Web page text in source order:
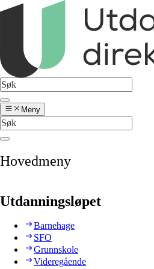
Meny
Hovedmeny
Utdanningsløpet
Barnehage
SFO
Grunnskole
Videregående